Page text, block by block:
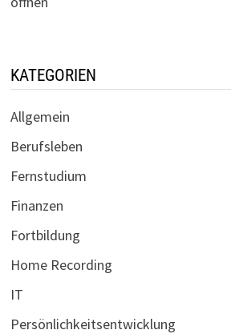
KATEGORIEN
Allgemein
Berufsleben
Fernstudium
Finanzen
Fortbildung
Home Recording
IT
Persönlichkeitsentwicklung